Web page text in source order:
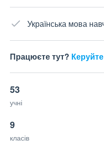
Українська мова
Працюєте тут?
53
учні
9
класів